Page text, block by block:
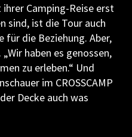
Camping-Reise erst
sind, ist die Tour auch
für die Beziehung. Aber,
haben es genossen,
zu erleben.“ Und
im CROSSCAMP
Decke auch was